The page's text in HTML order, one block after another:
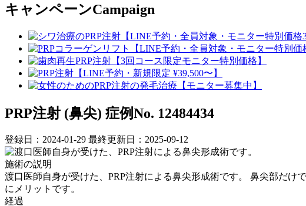
キャンペーンCampaign
PRP注射 (鼻尖) 症例No. 12484434
登録日：2024-01-29 最終更新日：2025-09-12
施術の説明
渡口医師自身が受けた、PRP注射による鼻尖形成術です。 鼻尖部だ
にメリットです。
経過